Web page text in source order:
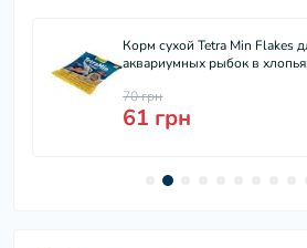
Корм сухой Tetra Min Flakes
аквариумных рыбок в
70 грн
61 грн